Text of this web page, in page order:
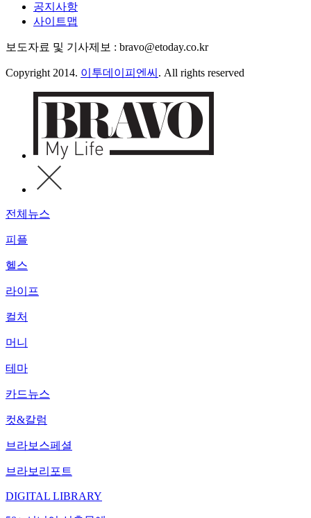
공지사항
사이트맵
보도자료 및 기사제보 : bravo@etoday.co.kr
Copyright 2014. 이투데이피엔씨 . All rights reserved
전체뉴스
피플
헬스
라이프
컬처
머니
테마
카드뉴스
컷&칼럼
브라보스페셜
브라보리포트
DIGITAL LIBRARY